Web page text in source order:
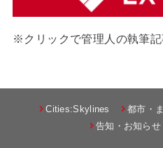
※クリックで管理人の執筆記
Cities:Skylines 都市・
告知・お知らせ